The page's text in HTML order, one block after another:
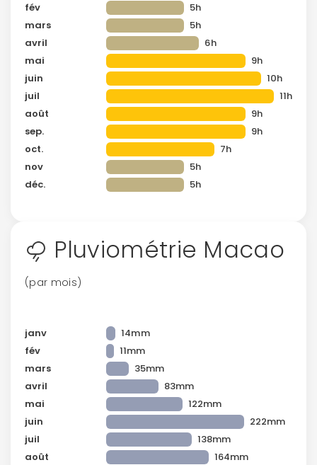
fév
5h
mars
5h
avril
6h
mai
9h
juin
10h
juil
11h
août
9h
sep.
9h
oct.
7h
nov
5h
déc.
5h
Pluviométrie Macao
(par mois)
janv
14mm
fév
11mm
mars
35mm
avril
83mm
mai
122mm
juin
222mm
juil
138mm
août
164mm
ou connectez-vous par mail
Politique de